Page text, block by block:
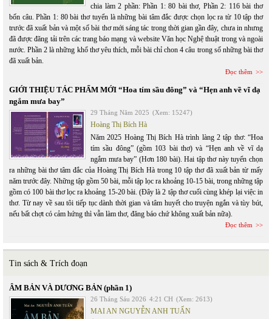
chia làm 2 phần: Phần 1: 80 bài thơ, Phần 2: 116 bài thơ
bốn câu. Phần 1: 80 bài thơ tuyển là những bài tâm đắc được chọn lọc ra từ 10 tập thơ
trước đã xuất bản và một số bài thơ mới sáng tác trong thời gian gần đây, chưa in nhưng
đã được đăng tải trên các trang báo mạng và website Văn học Nghệ thuật trong và ngoài
nước. Phần 2 là những khổ thơ yêu thích, mỗi bài chỉ chon 4 câu trong số những bài thơ
đã xuất bản.
Đọc thêm
GIỚI THIỆU TÁC PHẨM MỚI “Hoa tím sầu đông” và “Hẹn anh về vĩ dạ
ngắm mưa bay”
29 Tháng Năm 2025 (Xem: 15247)
Hoàng Thị Bích Hà
Năm 2025 Hoàng Thị Bích Hà trình làng 2 tập thơ: “Hoa
tím sầu đông” (gồm 103 bài thơ) và “Hẹn anh về vĩ dạ
ngắm mưa bay” (Hơn 180 bài). Hai tập thơ này tuyển chọn
ra những bài thơ tâm đắc của Hoàng Thị Bích Hà trong 10 tập thơ đã xuất bản từ mấy
năm trước đây. Những tập gồm 50 bài, mỗi tập lọc ra khoảng 10-15 bài, trong những tập
gồm có 100 bài thơ lọc ra khoảng 15-20 bài. (Đây là 2 tập thơ cuối cùng khép lại việc in
thơ. Từ nay về sau tôi tiếp tục dành thời gian và tâm huyết cho truyện ngắn và tùy bút,
nếu bất chợt có cảm hứng thì vẫn làm thơ, đăng báo chứ không xuất bản nữa).
Đọc thêm
Tin sách & Trích đoạn
ÂM BẢN VÀ DƯƠNG BẢN (phần 1)
26 Tháng Sáu 2026 4:21 CH (Xem: 2613)
MAI AN NGUYỄN ANH TUẤN